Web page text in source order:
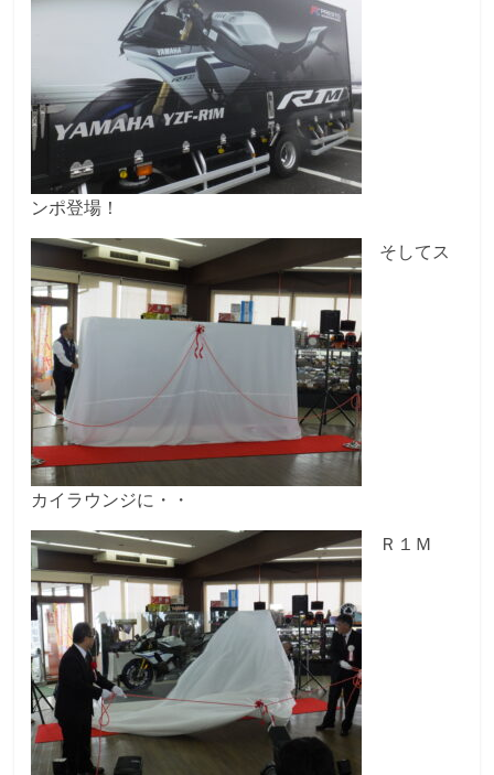
ンポ登場！
そしてス
カイラウンジに・・
Ｒ１Ｍ